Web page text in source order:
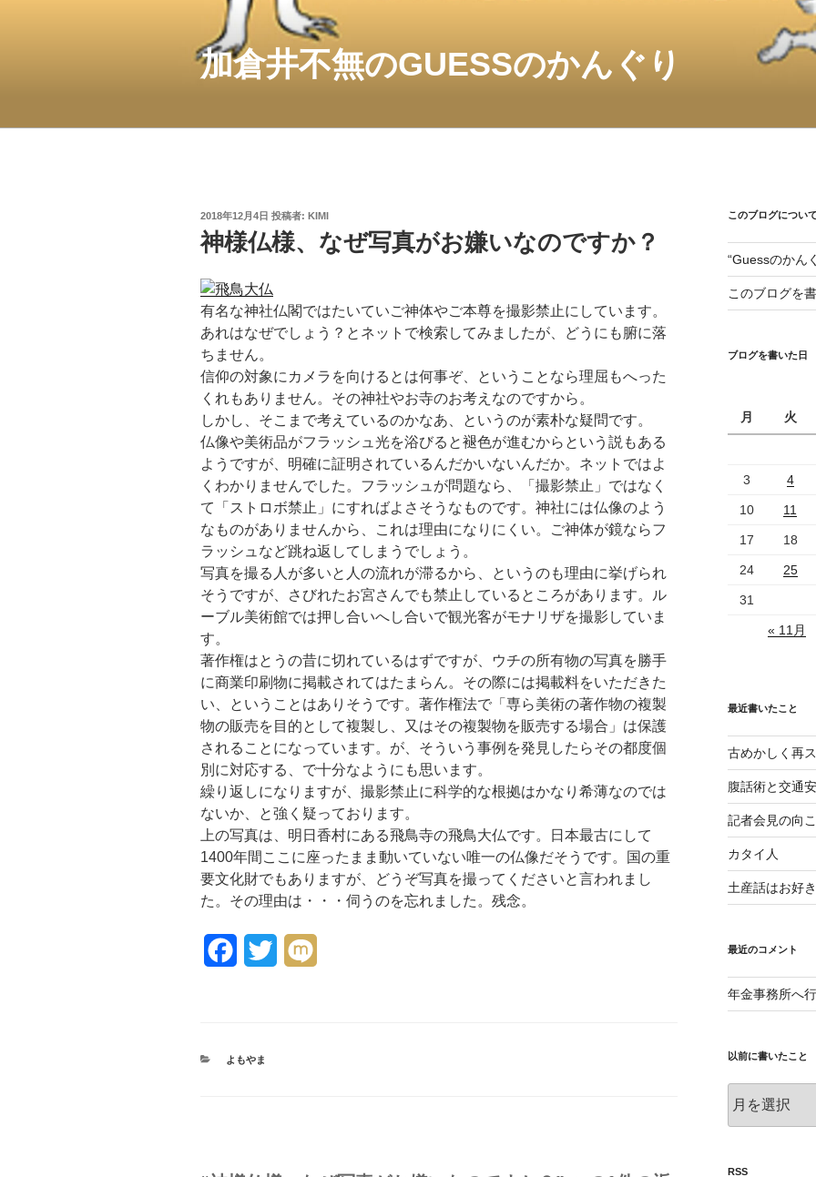
加倉井不無のGUESSのかんぐり
投
稿
日:
2018年12月4日 投稿者: KIMI
神様仏様、なぜ写真がお嫌いなのですか？
有名な神社仏閣ではたいていご神体やご本尊を撮影禁止にしています。
あれはなぜでしょう？とネットで検索してみましたが、どうにも腑に落
ちません。
信仰の対象にカメラを向けるとは何事ぞ、ということなら理屈もへった
くれもありません。その神社やお寺のお考えなのですから。
しかし、そこまで考えているのかなあ、というのが素朴な疑問です。
仏像や美術品がフラッシュ光を浴びると褪色が進むからという説もある
ようですが、明確に証明されているんだかいないんだか。ネットではよ
くわかりませんでした。フラッシュが問題なら、「撮影禁止」ではなく
て「ストロボ禁止」にすればよさそうなものです。神社には仏像のよう
なものがありませんから、これは理由になりにくい。ご神体が鏡ならフ
ラッシュなど跳ね返してしまうでしょう。
写真を撮る人が多いと人の流れが滞るから、というのも理由に挙げられ
そうですが、さびれたお宮さんでも禁止しているところがあります。ル
ーブル美術館では押し合いへし合いで観光客がモナリザを撮影していま
す。
著作権はとうの昔に切れているはずですが、ウチの所有物の写真を勝手
に商業印刷物に掲載されてはたまらん。その際には掲載料をいただきた
い、ということはありそうです。著作権法で「専ら美術の著作物の複製
物の販売を目的として複製し、又はその複製物を販売する場合」は保護
されることになっています。が、そういう事例を発見したらその都度個
別に対応する、で十分なようにも思います。
繰り返しになりますが、撮影禁止に科学的な根拠はかなり希薄なのでは
ないか、と強く疑っております。
上の写真は、明日香村にある飛鳥寺の飛鳥大仏です。日本最古にして
1400年間ここに座ったまま動いていない唯一の仏像だそうです。国の重
要文化財でもありますが、どうぞ写真を撮ってくださいと言われまし
た。その理由は・・・伺うのを忘れました。残念。
カ
よもやま
このブログについ
“Guessのかん
このブログを
ブログを書いた日
月 火
3 4
10 11
17 18
24 25
31
« 11月
最近書いたこと
古めかしく再
腹話術と交通
記者会見の向
カタイ人
土産話はお好
最近のコメント
年金事務所へ
以前に書いたこと
前
い
RSS